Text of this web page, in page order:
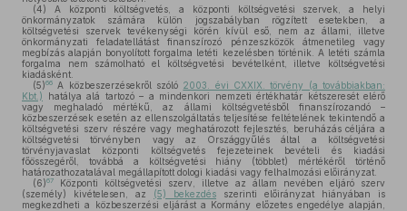
(4) A központi költségvetés, a központi költségvetési szervek, a helyi
önkormányzatok számára külön jogszabályban rögzített esetekben, a
költségvetési szervek tevékenységi körén kívül eső, nem az állami, illetve
önkormányzati feladatellátást finanszírozó pénzeszközök átmenetileg vagy
megbízás alapján bonyolított forgalma letéti kezelésben történik. A letéti számla
forgalma nem számolható el költségvetési bevételként, illetve költségvetési
kiadásként.
(5)66 A közbeszerzésekről szóló 2003. évi CXXIX. törvény (a továbbiakban:
Kbt.) hatálya alá tartozó – a mindenkori nemzeti értékhatár kétszeresét elérő
vagy meghaladó mértékű, az állami költségvetésből finanszírozandó –
közbeszerzések esetén az ellenszolgáltatás teljesítése feltételének tekintendő a
költségvetési szerv részére vagy meghatározott fejlesztés, beruházás céljára a
költségvetési törvényben vagy az Országgyűlés által a költségvetési
törvényjavaslat központi költségvetés fejezeteinek bevételi és kiadási
főösszegéről, továbbá a költségvetési hiány (többlet) mértékéről történő
határozathozatalával megállapított dologi kiadási vagy felhalmozási előirányzat.
(6)67
Központi költségvetési szerv, illetve az állam nevében eljáró szerv
(személy) kivételesen, az (5) bekezdés szerinti előirányzat hiányában is
megkezdheti a közbeszerzési eljárást a Kormány előzetes engedélye alapján,